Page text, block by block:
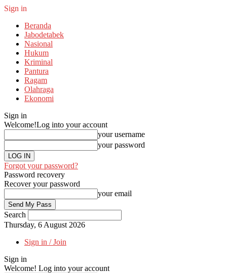
Sign in
Beranda
Jabodetabek
Nasional
Hukum
Kriminal
Pantura
Ragam
Olahraga
Ekonomi
Sign in
Welcome!Log into your account
your username
your password
Forgot your password?
Password recovery
Recover your password
your email
Search
Thursday, 6 August 2026
Sign in / Join
Sign in
Welcome! Log into your account